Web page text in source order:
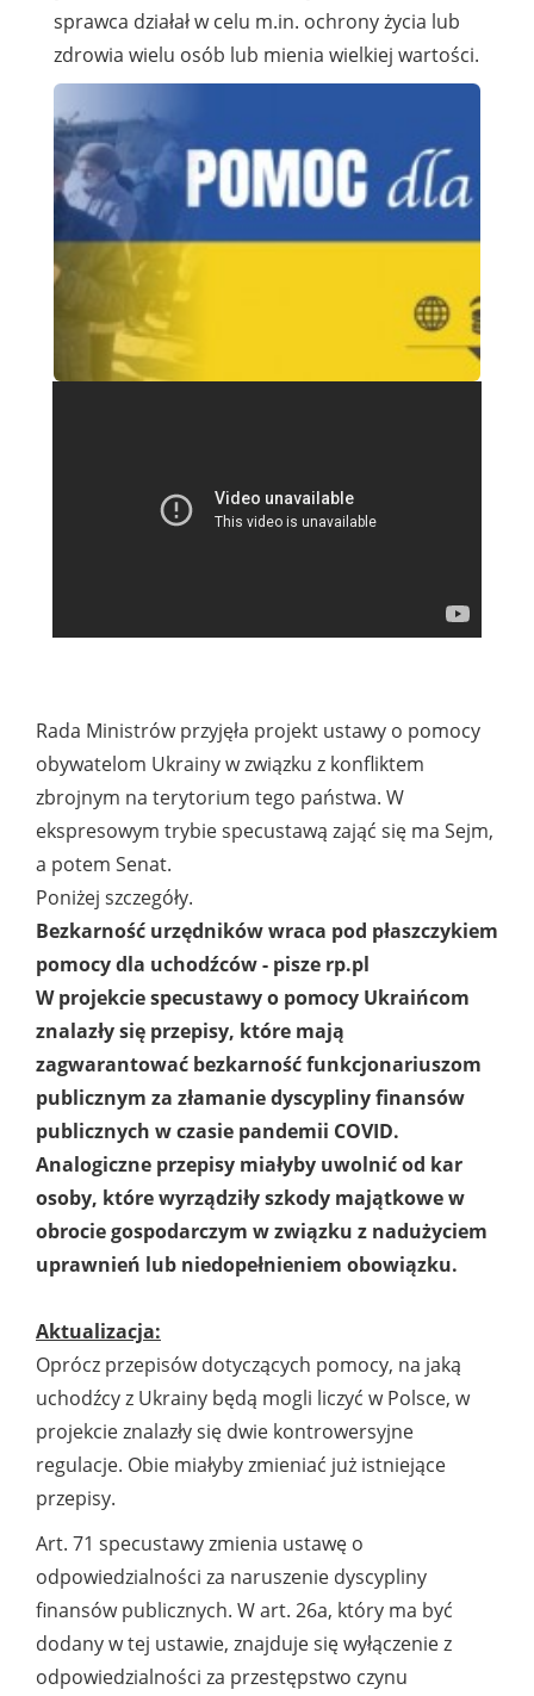
sprawca działał w celu m.in. ochrony życia lub
zdrowia wielu osób lub mienia wielkiej wartości.
Rada Ministrów przyjęła projekt ustawy o pomocy
obywatelom Ukrainy w związku z konfliktem
zbrojnym na terytorium tego państwa. W
ekspresowym trybie specustawą zająć się ma Sejm,
a potem Senat.
Poniżej szczegóły.
Bezkarność urzędników wraca pod płaszczykiem
pomocy dla uchodźców - pisze rp.pl
W projekcie specustawy o pomocy Ukraińcom
znalazły się przepisy, które mają
zagwarantować bezkarność funkcjonariuszom
publicznym za złamanie dyscypliny finansów
publicznych w czasie pandemii COVID.
Analogiczne przepisy miałyby uwolnić od kar
osoby, które wyrządziły szkody majątkowe w
obrocie gospodarczym w związku z nadużyciem
uprawnień lub niedopełnieniem obowiązku.
Aktualizacja:
Oprócz przepisów dotyczących pomocy, na jaką
uchodźcy z Ukrainy będą mogli liczyć w Polsce, w
projekcie znalazły się dwie kontrowersyjne
regulacje. Obie miałyby zmieniać już istniejące
przepisy.
Art. 71 specustawy zmienia ustawę o
odpowiedzialności za naruszenie dyscypliny
finansów publicznych. W art. 26a, który ma być
dodany w tej ustawie, znajduje się wyłączenie z
odpowiedzialności za przestępstwo czynu